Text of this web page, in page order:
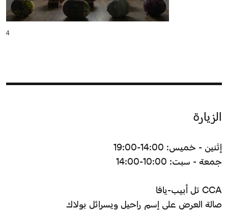
4
الزيارة
إثنين - خميس: 14:00-19:00
جمعة - سبت: 10:00-14:00
CCA تل أبيب-يافا
صالة العرض على إسم راحيل ويسرائل بولاك